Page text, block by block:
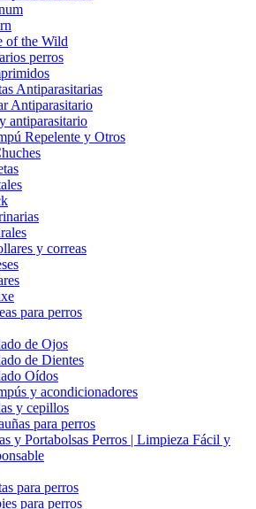
of the Wild
perros
Antiparasitarias
Antiparasitario
antiparasitario
Repelente y Otros
y correas
para perros
de Ojos
de Dientes
Oídos
y acondicionadores
y cepillos
para perros
y Portabolsas Perros | Limpieza Fácil y
para perros
para perros